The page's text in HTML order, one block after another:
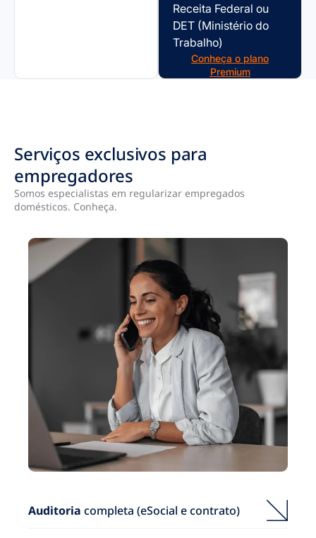
Receita Federal ou
DET (Ministério do
Trabalho)
Conheça o plano
Premium
Serviços exclusivos para
empregadores
Somos especialistas em regularizar empregados
domésticos. Conheça.
Auditoria completa (eSocial e contrato)